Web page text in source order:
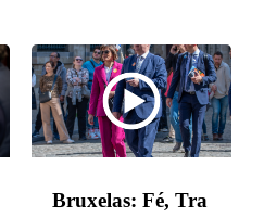
Bruxelas: Fé, Tra